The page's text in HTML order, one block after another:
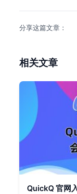
分享这篇文章：
相关文章
QuickQ 官网